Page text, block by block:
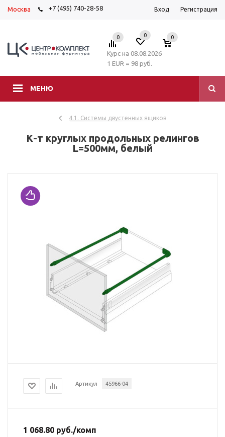
Москва +7 (495) 740-28-58 Вход Регистрация
МЕНЮ
0 0 0
Курс на 08.08.2026
1 EUR = 98 руб.
4.1. Системы двустенных ящиков
К-т круглых продольных релингов
L=500мм, белый
Артикул 45966-04
1 068.80 руб./комп